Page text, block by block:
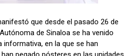
que desde el pasado 26 de
de Sinaloa se ha venido
informativa, en la que se han